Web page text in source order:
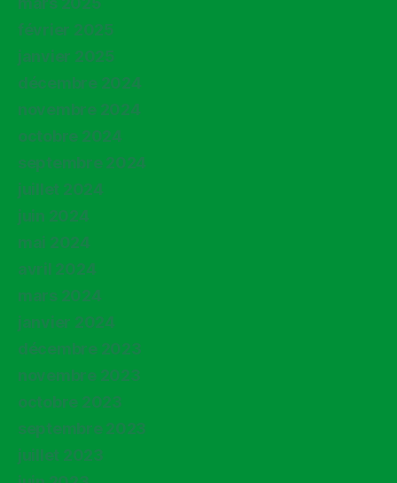
février 2025
janvier 2025
décembre 2024
novembre 2024
octobre 2024
septembre 2024
juillet 2024
juin 2024
mai 2024
avril 2024
mars 2024
janvier 2024
décembre 2023
novembre 2023
octobre 2023
septembre 2023
juillet 2023